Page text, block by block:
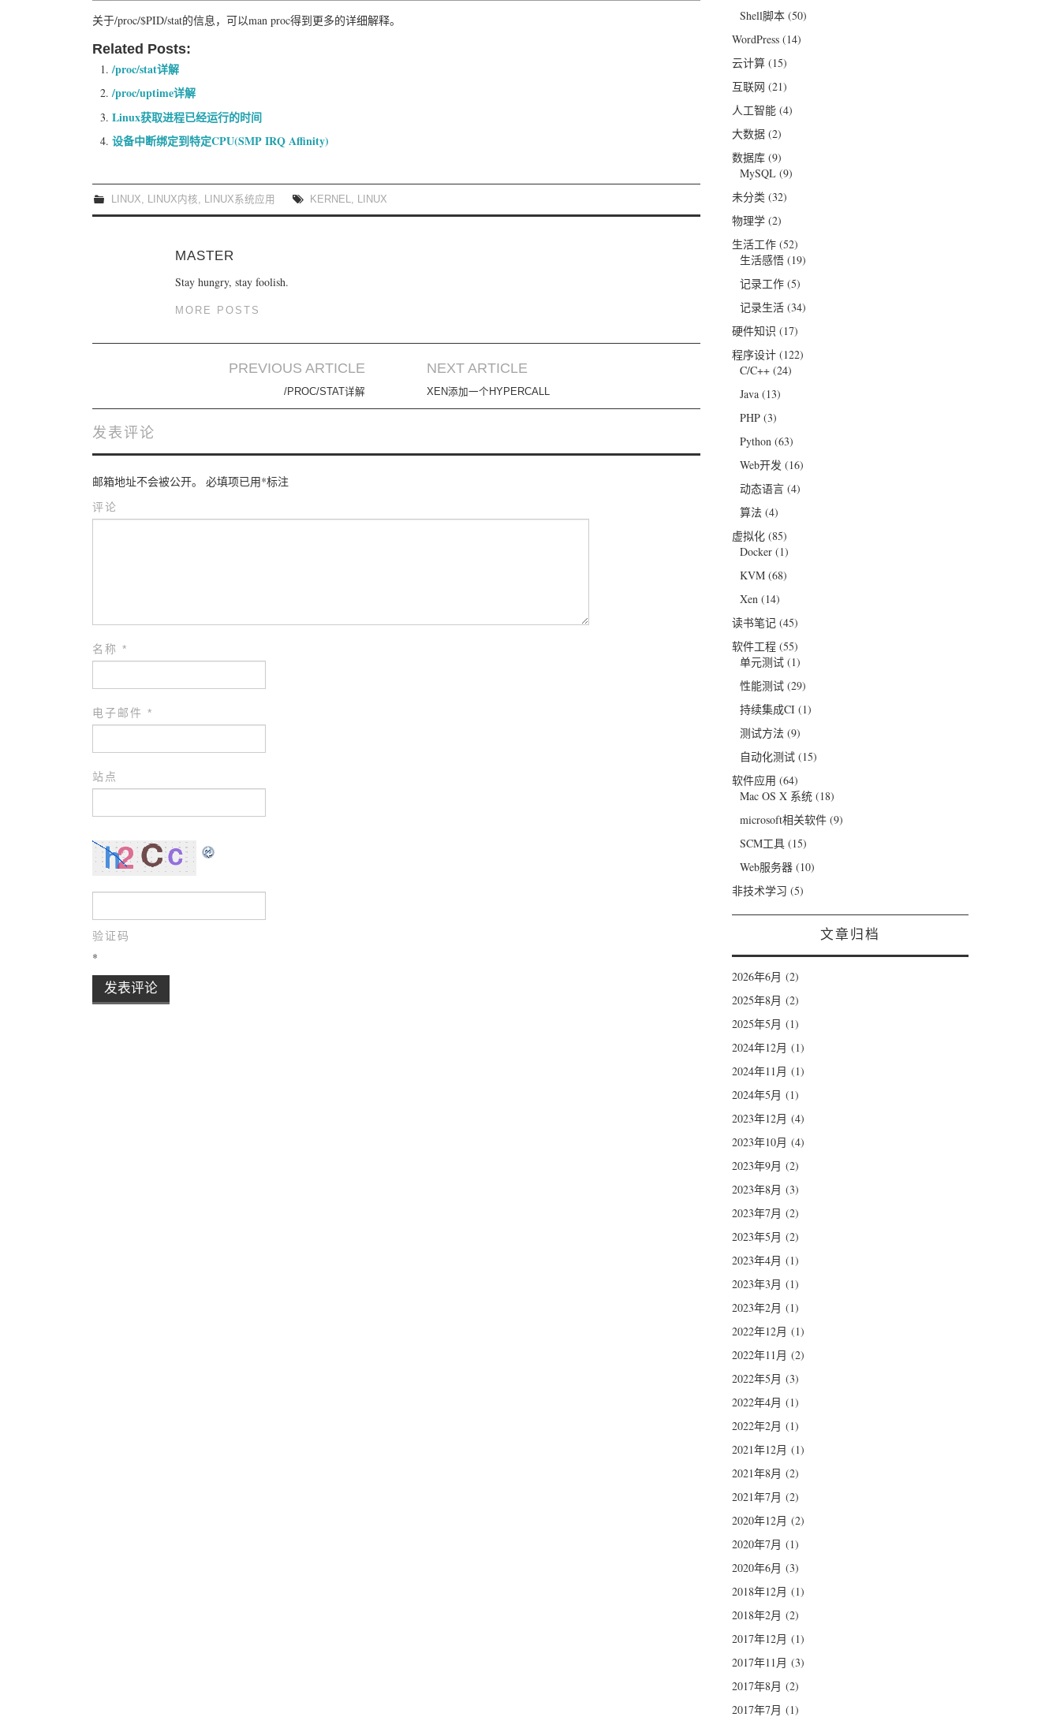
关于/proc/$PID/stat的信息，可以man proc得到更多的详细解释。
Related Posts:
/proc/stat详解
/proc/uptime详解
Linux获取进程已经运行的时间
设备中断绑定到特定CPU(SMP IRQ Affinity)
LINUX, LINUX内核, LINUX系统应用 KERNEL, LINUX
MASTER
Stay hungry, stay foolish.
MORE POSTS
PREVIOUS ARTICLE
/PROC/STAT详解
NEXT ARTICLE
XEN添加一个HYPERCALL
发表评论
邮箱地址不会被公开。 必填项已用*标注
评论
名称 *
电子邮件 *
站点
验证码
*
Shell脚本(50)
WordPress(14)
云计算(15)
互联网 (21)
人工智能(4)
大数据(2)
数据库(9)
MySQL(9)
未分类 (32)
物理学(2)
生活工作(52)
生活感悟(19)
记录工作(5)
记录生活(34)
硬件知识 (17)
程序设计(122)
C/C++(24)
Java(13)
PHP(3)
Python(63)
Web开发 (16)
动态语言(4)
算法(4)
虚拟化(85)
Docker(1)
KVM(68)
Xen(14)
读书笔记(45)
软件工程(55)
单元测试(1)
性能测试(29)
持续集成CI(1)
测试方法(9)
自动化测试(15)
软件应用 (64)
Mac OS X 系统(18)
microsoft相关软件(9)
SCM工具(15)
Web服务器(10)
非技术学习 (5)
文章归档
2026年6月 (2)
2025年8月 (2)
2025年5月 (1)
2024年12月 (1)
2024年11月 (1)
2024年5月 (1)
2023年12月 (4)
2023年10月 (4)
2023年9月 (2)
2023年8月 (3)
2023年7月 (2)
2023年5月 (2)
2023年4月 (1)
2023年3月 (1)
2023年2月 (1)
2022年12月 (1)
2022年11月 (2)
2022年5月 (3)
2022年4月 (1)
2022年2月 (1)
2021年12月 (1)
2021年8月 (2)
2021年7月 (2)
2020年12月 (2)
2020年7月 (1)
2020年6月 (3)
2018年12月 (1)
2018年2月 (2)
2017年12月 (1)
2017年11月 (3)
2017年8月 (2)
2017年7月 (1)